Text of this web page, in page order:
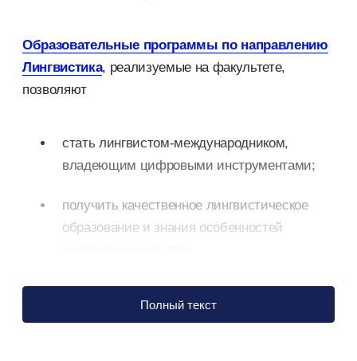
Образовательные программы по направлению
Лингвистика, реализуемые на факультете,
позволяют
стать лингвистом-международником,
владеющим цифровыми инструментами;
получить качественное лингвистическое
образование и знания особенностей
приобрести практический опыт в области
профессионального перевода с
Полный текст